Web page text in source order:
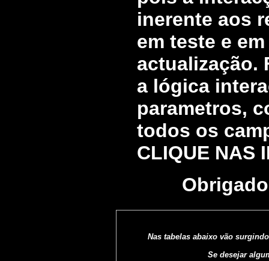
inerente aos
em teste e
actualização.
a lógica
parametros,
todos os
CLIQUE NAS
Nas tabelas abaixo vão
Se desejar